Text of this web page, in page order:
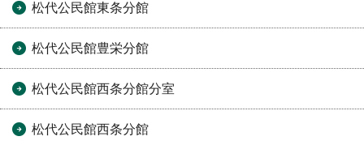
松代公民館東条分館
松代公民館豊栄分館
松代公民館西条分館分室
松代公民館西条分館